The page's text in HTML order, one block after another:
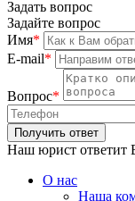
Задать вопрос
Задайте вопрос
Имя*
E-mail*
Вопрос*
Наш юрист ответит
О нас
Наша